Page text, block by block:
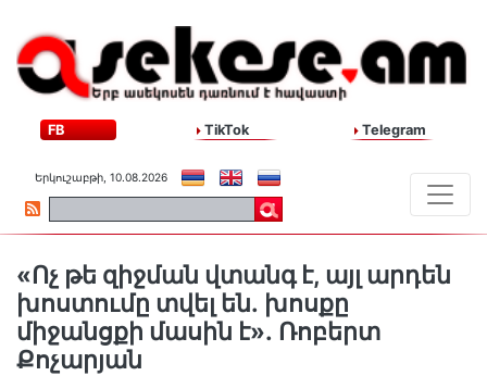
FB TikTok Telegram
Երկուշաբթի, 10.08.2026
«Ոչ թե զիջման վտանգ է, այլ արդեն
խոստումը տվել են․ խոսքը
միջանցքի մասին է»․ Ռոբերտ
Քոչարյան